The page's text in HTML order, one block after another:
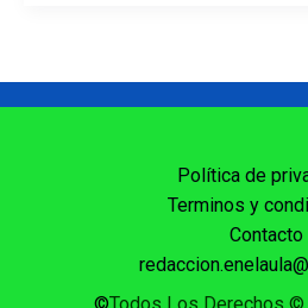
Política de
Terminos y
Contacto